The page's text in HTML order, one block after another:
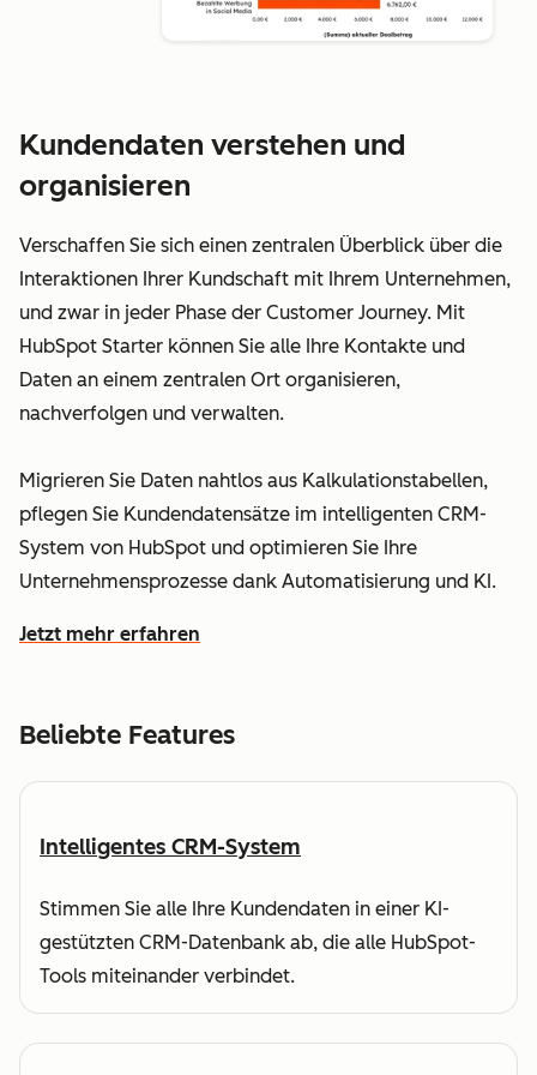
Kundendaten verstehen und
organisieren
Verschaffen Sie sich einen zentralen Überblick über die
Interaktionen Ihrer Kundschaft mit Ihrem Unternehmen,
und zwar in jeder Phase der Customer Journey. Mit
HubSpot Starter können Sie alle Ihre Kontakte und
Daten an einem zentralen Ort organisieren,
nachverfolgen und verwalten.
Migrieren Sie Daten nahtlos aus Kalkulationstabellen,
pflegen Sie Kundendatensätze im intelligenten CRM-
System von HubSpot und optimieren Sie Ihre
Unternehmensprozesse dank Automatisierung und KI.
Jetzt mehr erfahren
wie HubSpot Ihnen dabei hilft, Kundendaten zu
Beliebte Features
Intelligentes CRM-System
Stimmen Sie alle Ihre Kundendaten in einer KI-
gestützten CRM-Datenbank ab, die alle HubSpot-
Tools miteinander verbindet.